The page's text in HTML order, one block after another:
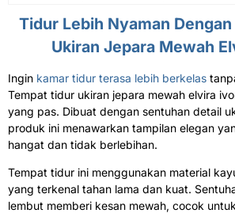
Tidur Lebih Nyaman Dengan
Ukiran Jepara Mewah
Ingin kamar tidur terasa lebih berkelas
Tempat tidur ukiran jepara mewah elvira
yang pas. Dibuat dengan sentuhan detail
produk ini menawarkan tampilan elegan
hangat dan tidak berlebihan.
Tempat tidur ini menggunakan material
yang terkenal tahan lama dan kuat.
lembut memberi kesan mewah, cocok